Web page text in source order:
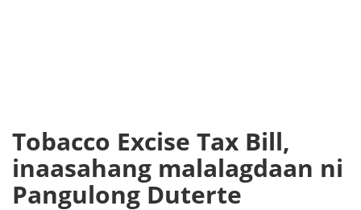
Tobacco Excise Tax Bill,
inaasahang malalagdaan ni
Pangulong Duterte